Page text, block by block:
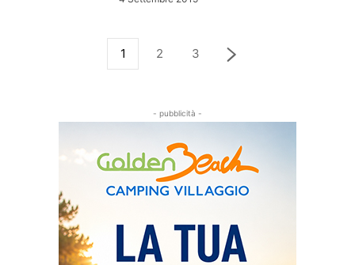
1 2 3
- pubblicità -